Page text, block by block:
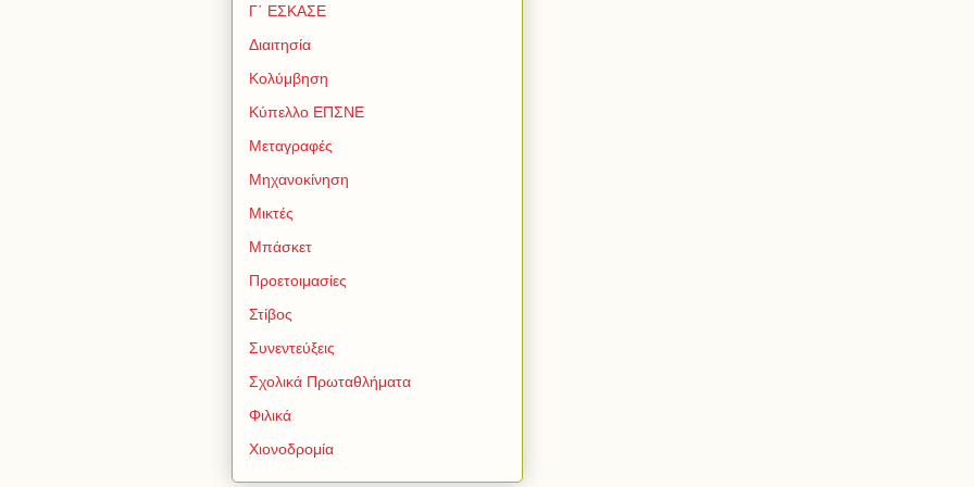
Γ΄ ΕΣΚΑΣΕ
Διαιτησία
Κολύμβηση
Κύπελλο ΕΠΣΝΕ
Μεταγραφές
Μηχανοκίνηση
Μικτές
Μπάσκετ
Προετοιμασίες
Στίβος
Συνεντεύξεις
Σχολικά Πρωταθλήματα
Φιλικά
Χιονοδρομία